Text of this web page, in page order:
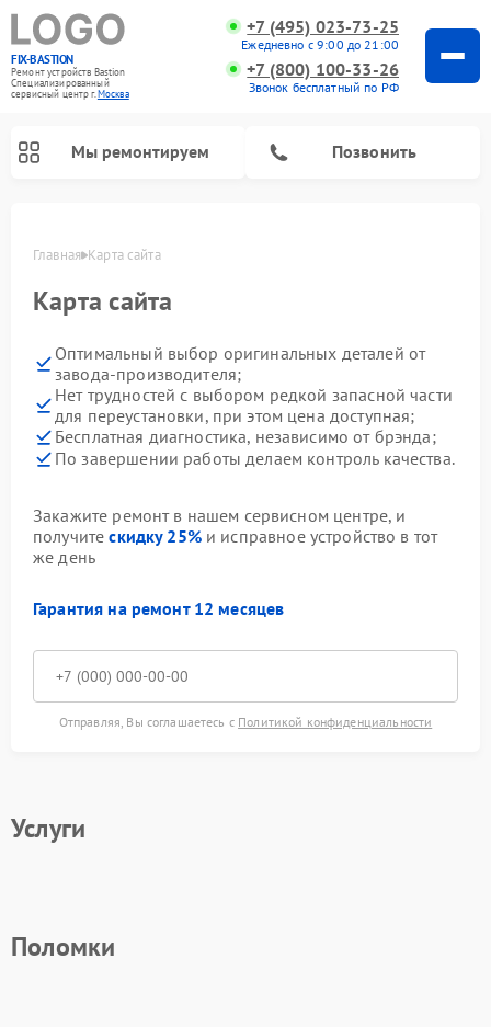
FIX-BASTION
Ремонт устройств Bastion
Специализированный
cервисный центр г.Москва
+7 (495) 023-73-25
Ежедневно с 9:00 до 21:00
+7 (800) 100-33-26
Звонок бесплатный по РФ
Мы ремонтируем Позвонить
Главная Карта сайта
Карта сайта
Оптимальный выбор оригинальных деталей от
завода-производителя;
Нет трудностей с выбором редкой запасной части
для переустановки, при этом цена доступная;
Бесплатная диагностика, независимо от брэнда;
По завершении работы делаем контроль качества.
Закажите ремонт в нашем сервисном центре, и
получитескидку 25%и исправное устройство в тот
же день
Гарантия на ремонт 12 месяцев
Отправляя, Вы соглашаетесь с Политикой конфиденциальности
Услуги
Поломки